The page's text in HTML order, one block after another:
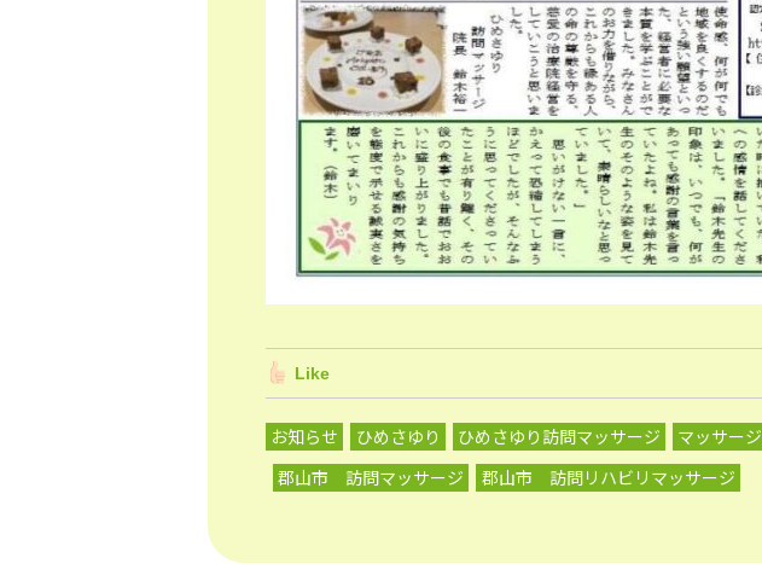
Like
お知らせ ひめさゆり ひめさゆり訪問マッサージ マッサージ
郡山市 訪問マッサージ
郡山市 訪問リハビリマッサージ